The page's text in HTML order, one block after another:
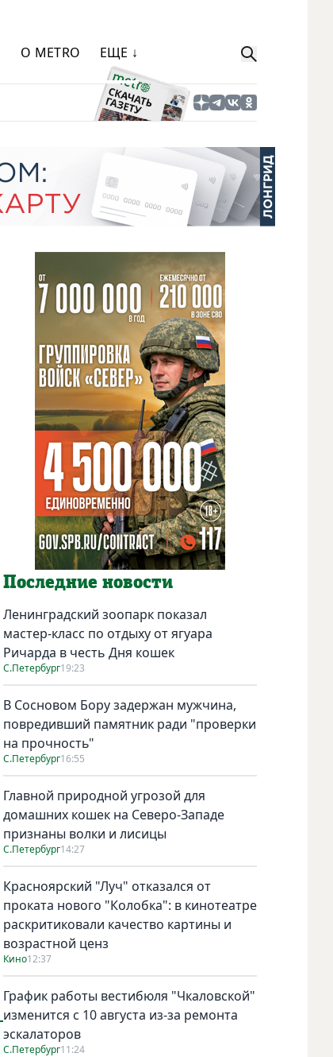
О METRO ЕЩЕ ↓
Последние новости
Ленинградский зоопарк показал
мастер-класс по отдыху от ягуара
Ричарда в честь Дня кошек
С.Петербург19:23
В Сосновом Бору задержан мужчина,
повредивший памятник ради "проверки
на прочность"
С.Петербург16:55
Главной природной угрозой для
домашних кошек на Северо-Западе
признаны волки и лисицы
С.Петербург14:27
Красноярский "Луч" отказался от
проката нового "Колобка": в кинотеатре
раскритиковали качество картины и
возрастной ценз
Кино12:37
График работы вестибюля "Чкаловской"
изменится с 10 августа из-за ремонта
эскалаторов
С.Петербург11:24